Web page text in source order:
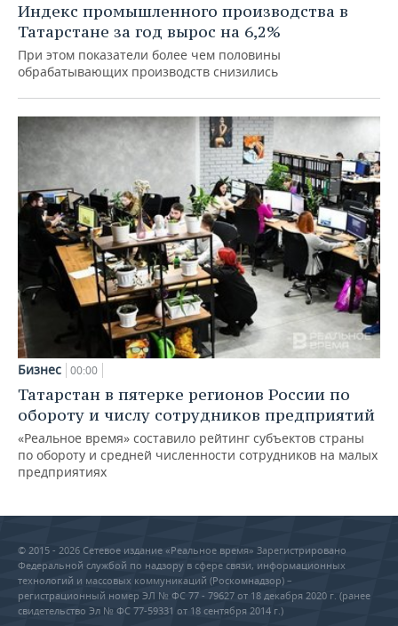
Индекс промышленного производства в
Татарстане за год вырос на 6,2%
При этом показатели более чем половины
обрабатывающих производств снизились
Бизнес 00:00
Татарстан в пятерке регионов России по
обороту и числу сотрудников предприятий
«Реальное время» составило рейтинг субъектов страны
по обороту и средней численности сотрудников на малых
предприятиях
© 2015 - 2026 Сетевое издание «Реальное время» Зарегистрировано
Федеральной службой по надзору в сфере связи, информационных
технологий и массовых коммуникаций (Роскомнадзор) –
регистрационный номер ЭЛ № ФС 77 - 79627 от 18 декабря 2020 г. (ранее
свидетельство Эл № ФС 77-59331 от 18 сентября 2014 г.)